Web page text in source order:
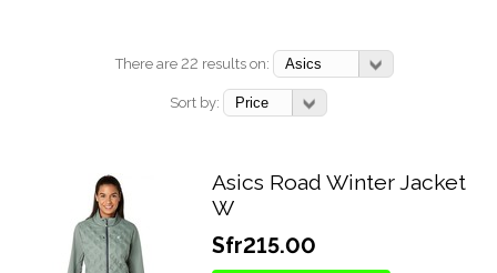
There are 22 results on:
Sort by:
Asics Road Winter Jacket
W
Sfr215.00